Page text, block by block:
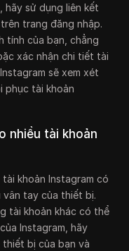
sử dụng liên kết
trang đăng nhập.
tính của bạn, chẳng
xác nhận chi tiết tài
sẽ xem xét
phục tài khoản
nhiều tài khoản
khoản Instagram có
vân tay của thiết bị.
tài khoản khác có thể
Instagram, hãy
bị của bạn và